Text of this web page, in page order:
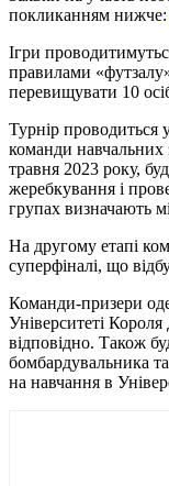
покликанням нижче:
Ігри
правилами
перевищувати 10
Турнір проводиться
команди навчальних
травня 2023 року,
жеребкування і
групах визначають
На другому етапі
суперфіналі, що
Команди-призери
Університеті
відповідно. Також
бомбардувальника
на навчання в